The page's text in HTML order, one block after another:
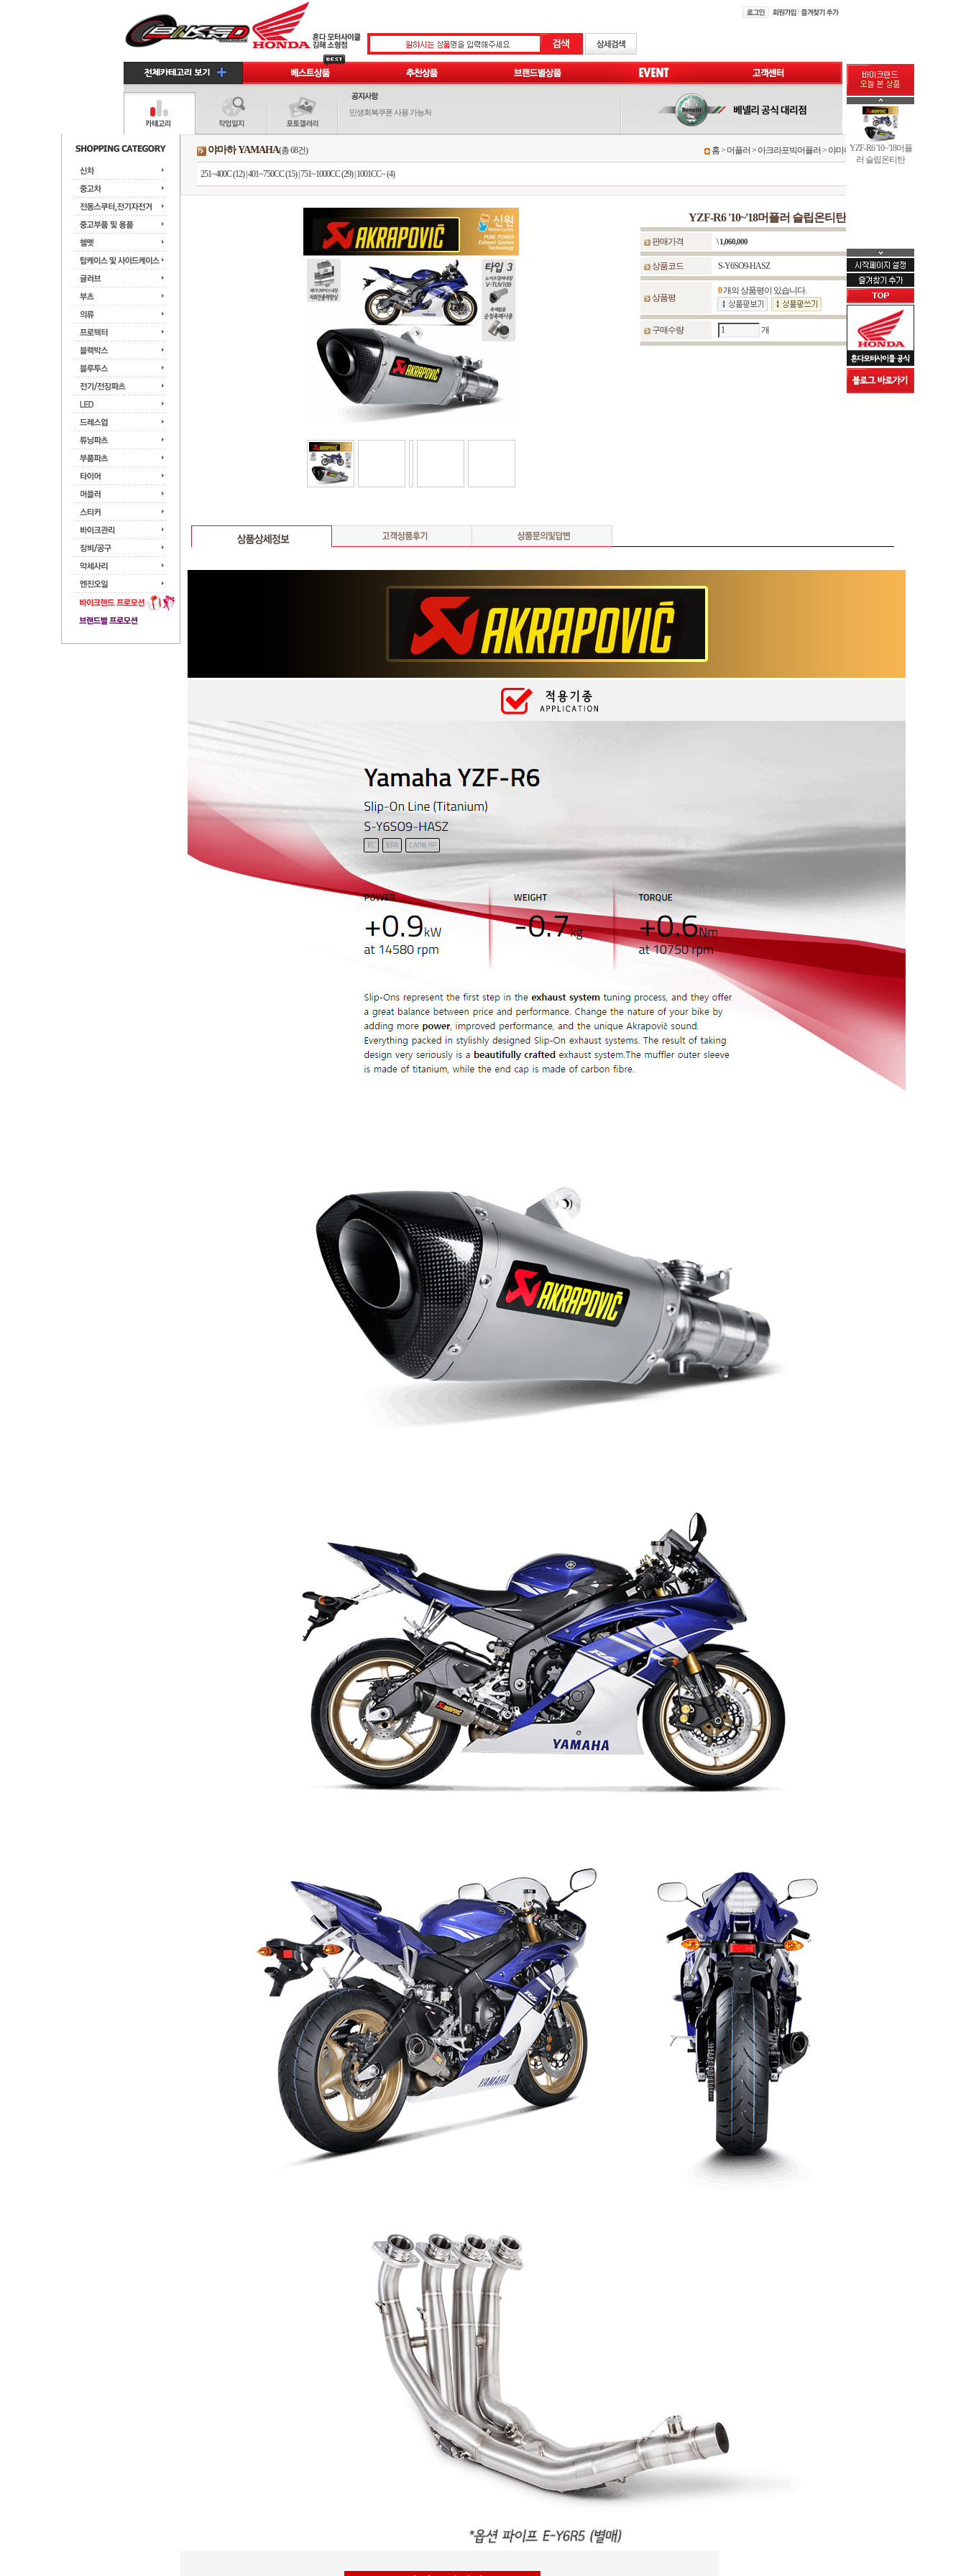
민생회복쿠폰 사용 가능처
야마하 YAMAHA(총 68건) 홈> 머플러 > 아크라포빅머플러 > 야마하 YAMAHA
251~400C (12)| 401~750CC (15)| 751~1000CC (29)| 1001CC~ (4)
YZF-R6 '10~'18머플러 슬립온티탄
판매가격 \ 1,060,000
상품코드 S-Y6SO9-HASZ
상품평
0개의 상품평이 있습니다.
구매수량 개
YZF-R6 '10~'18머플
러 슬립온티탄